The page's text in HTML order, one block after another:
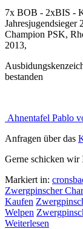
7x BOB - 2xBIS -
Jahresjugendsieger
Champion PSK,
2013,
bestanden
Ahnentafel Pablo
Anfragen über das
Gerne schicken wir
Markiert in:
Zwergpinscher
Kaufen
Welpen
Weiterlesen